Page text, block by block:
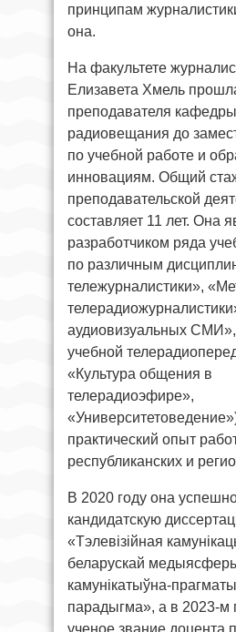
принципам
она.
На факультете
Елизавета Хмель
преподавателя
радиовещания до
по учебной работе и
инновациям. Общий
преподавательской
составляет 11 лет. Она
разработчиком ряда
по различным
тележурналистики»,
аудиовизуальных
учебной
«Культура общения в
телерадиоэфире»,
практический опыт
республиканских и
В 2020 году она
кандидатскую
«Тэлевізійная
беларускай
камунікатыўна-
парадыгма», а в 2023-м
ученое звание доцента